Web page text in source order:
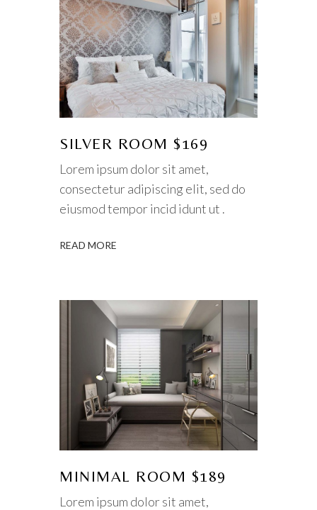
SILVER ROOM $169
Lorem ipsum dolor sit amet,
consectetur adipiscing elit, sed do
eiusmod tempor incid idunt ut .
READ MORE
MINIMAL ROOM $189
Lorem ipsum dolor sit amet,